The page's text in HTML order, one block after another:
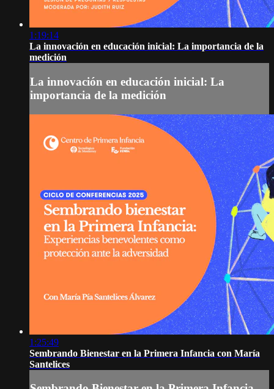
1:19:14
La innovación en educación inicial: La importancia de la
medición
La innovación en educación inicial: La
importancia de la medición
1:25:49
Sembrando Bienestar en la Primera Infancia con María
Santelices